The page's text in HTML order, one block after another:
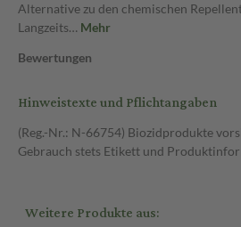
Alternative zu den chemischen
Langzeits… Mehr
Bewertungen
Hinweistexte und Pflichtangaben
(Reg.-Nr.: N-66754) Biozidprodukte
Gebrauch stets Etikett und
Weitere Produkte aus: